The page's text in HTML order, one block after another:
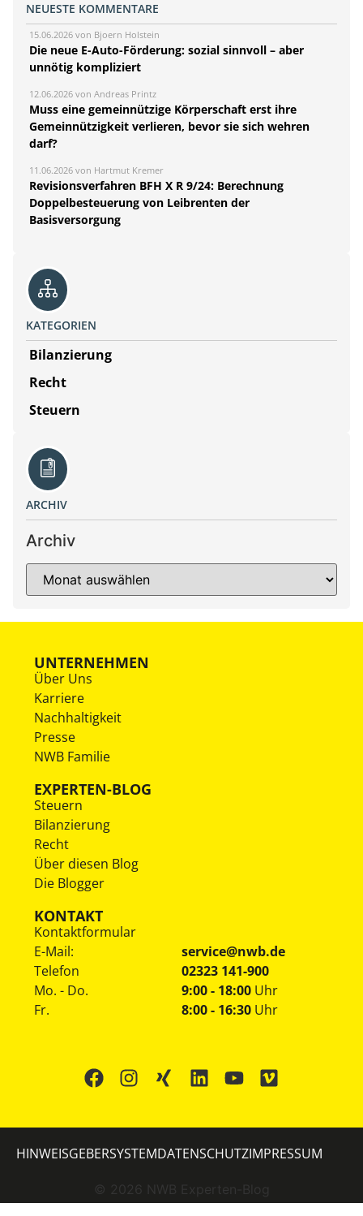
NEUESTE KOMMENTARE
15.06.2026 von Bjoern Holstein
Die neue E-Auto-Förderung: sozial sinnvoll – aber
unnötig kompliziert
12.06.2026 von Andreas Printz
Muss eine gemeinnützige Körperschaft erst ihre
Gemeinnützigkeit verlieren, bevor sie sich wehren
darf?
11.06.2026 von Hartmut Kremer
Revisionsverfahren BFH X R 9/24: Berechnung
Doppelbesteuerung von Leibrenten der
Basisversorgung
KATEGORIEN
Bilanzierung
Recht
Steuern
ARCHIV
Archiv
UNTERNEHMEN
Über Uns
Karriere
Nachhaltigkeit
Presse
NWB Familie
EXPERTEN-BLOG
Steuern
Bilanzierung
Recht
Über diesen Blog
Die Blogger
KONTAKT
Kontaktformular
E-Mail:
service@nwb.de
Telefon
02323 141-900
Mo. - Do.
Fr.
9:00 - 18:00 Uhr
8:00 - 16:30 Uhr
© 2026 NWB Experten-Blog
HINWEISGEBERSYSTEMDATENSCHUTZIMPRESSUM